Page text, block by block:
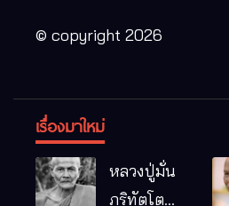
© copyright 2026
เรื่องมาใหม่
หลวงปู่มั่น
ภูริทัตโต